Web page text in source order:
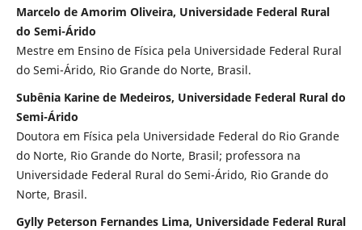
Marcelo de Amorim Oliveira, Universidade Federal Rural
do Semi-Árido
Mestre em Ensino de Física pela Universidade Federal Rural
do Semi-Árido, Rio Grande do Norte, Brasil.
Subênia Karine de Medeiros, Universidade Federal Rural do
Semi-Árido
Doutora em Física pela Universidade Federal do Rio Grande
do Norte, Rio Grande do Norte, Brasil; professora na
Universidade Federal Rural do Semi-Árido, Rio Grande do
Norte, Brasil.
Gylly Peterson Fernandes Lima, Universidade Federal Rural